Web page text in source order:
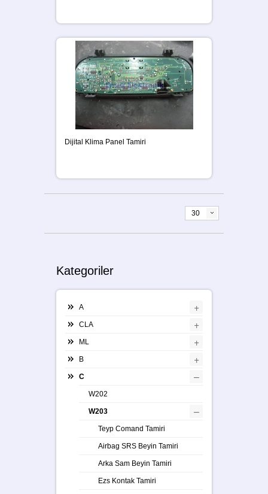
Dijital Klima Panel Tamiri
30
Kategoriler
A +
CLA +
ML +
B +
C –
W202
W203 –
Teyp Comand Tamiri
Airbag SRS Beyin Tamiri
Arka Sam Beyin Tamiri
Ezs Kontak Tamiri